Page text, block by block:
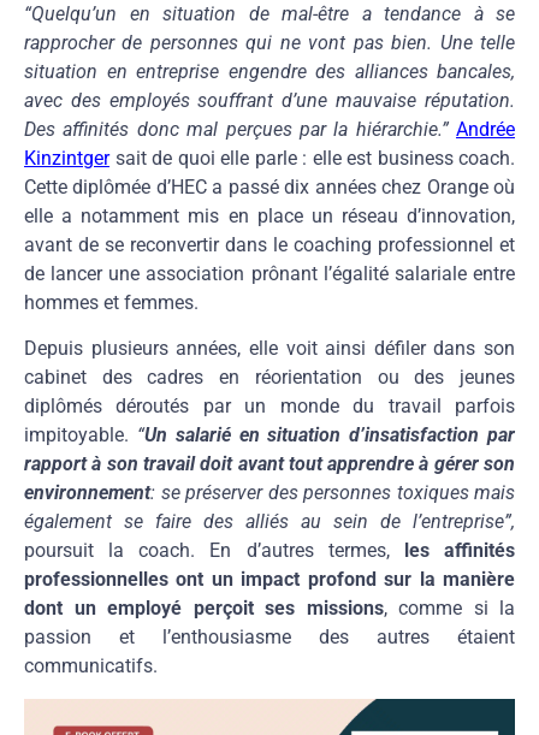
“Quelqu’un en situation de mal-être a tendance à se
rapprocher de personnes qui ne vont pas bien. Une telle
situation en entreprise engendre des alliances bancales,
avec des employés souffrant d’une mauvaise réputation.
Des affinités donc mal perçues par la hiérarchie.” Andrée
Kinzintgersait de quoi elle parle : elle est business coach.
Cette diplômée d’HEC a passé dix années chez Orange où
elle a notamment mis en place un réseau d’innovation,
avant de se reconvertir dans le coaching professionnel et
de lancer une association prônant l’égalité salariale entre
hommes et femmes.
Depuis plusieurs années, elle voit ainsi défiler dans son
cabinet des cadres en réorientation ou des jeunes
diplômés déroutés par un monde du travail parfois
impitoyable. “Un salarié en situation d’insatisfaction par
rapport à son travail doit avant tout apprendre à gérer son
environnement: se préserver des personnes toxiques mais
également se faire des alliés au sein de l’entreprise”,
poursuit la coach. En d’autres termes,
les affinités
professionnelles ont un impact profond sur la manière
dont un employé perçoit ses missions, comme si la
passion et l’enthousiasme des autres étaient
communicatifs.